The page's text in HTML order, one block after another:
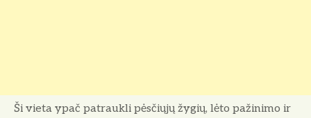
Ši vieta ypač patraukli pėsčiųjų žygių, lėto pažinimo ir